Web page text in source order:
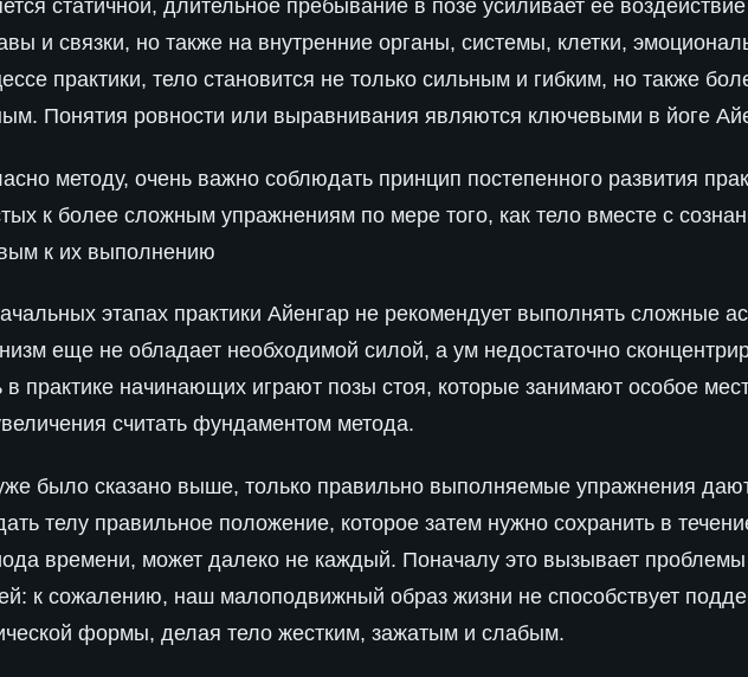
статичной, длительное пребывание в позе усиливает ее
и связки, но также на внутренние органы, системы, клетки,
практики, тело становится не только сильным и гибким, но также
Понятия ровности или выравнивания являются ключевыми в йоге
методу, очень важно соблюдать принцип постепенного развития
к более сложным упражнениям по мере того, как тело вместе с
к их выполнению
этапах практики Айенгар не рекомендует выполнять сложные
еще не обладает необходимой силой, а ум недостаточно
в практике начинающих играют позы стоя, которые занимают особое
считать фундаментом метода.
было сказано выше, только правильно выполняемые упражнения
телу правильное положение, которое затем нужно сохранить в
времени, может далеко не каждый. Поначалу это вызывает
к сожалению, наш малоподвижный образ жизни не способствует
формы, делая тело жестким, зажатым и слабым.